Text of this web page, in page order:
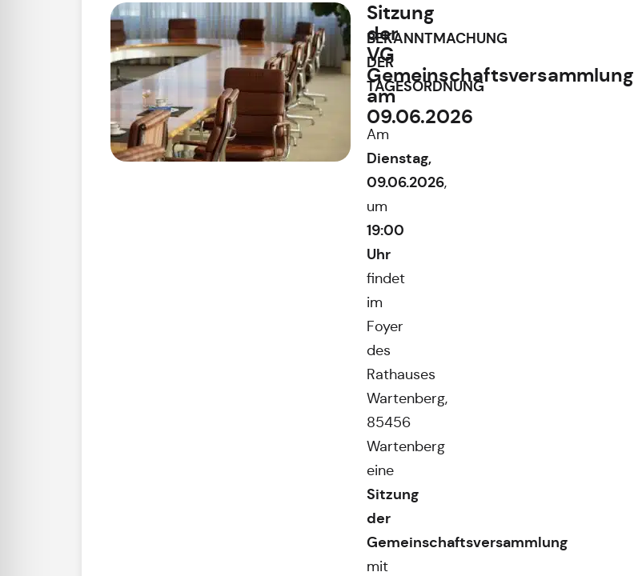
Sitzung
der
VG
Gemeinschaftsversammlung
am
09.06.2026
BEKANNTMACHUNG
DER
TAGESORDNUNG
Am
Dienstag,
09.06.2026,
um
19:00
Uhr
findet
im
Foyer
des
Rathauses
Wartenberg,
85456
Wartenberg
eine
Sitzung
der
Gemeinschaftsversammlung
mit